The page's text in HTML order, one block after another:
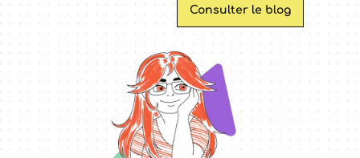
Consulter le blog